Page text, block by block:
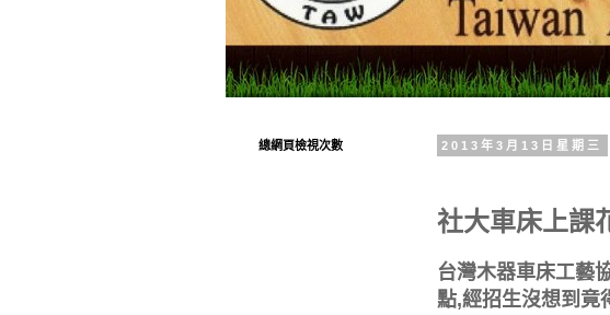
2013年3月13日星期三
社大車床上課
台灣木器車床工藝
點,經招生沒想到竟
總網頁檢視次數